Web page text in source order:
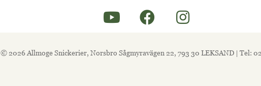
© 2026 Allmoge Snickerier, Norsbro Sågmyravägen 22, 793 30 LEKSAND | Tel: